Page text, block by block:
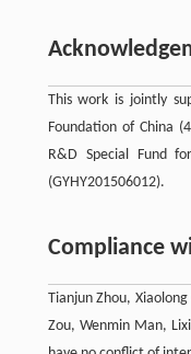
This work is jointly
Foundation of China
R&D Special Fund
(GYHY201506012).
Compliance
Tianjun Zhou,
Zou, Wenmin Man,